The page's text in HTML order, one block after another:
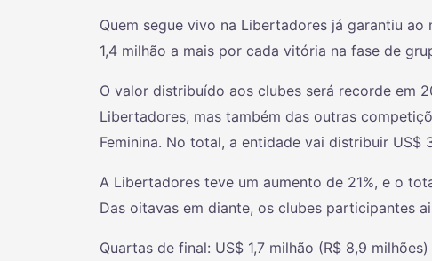
Quem segue vivo na Libertadores já garantiu ao
1,4 milhão a mais por cada vitória na fase de
O valor distribuído aos clubes será recorde em
Libertadores, mas também das outras
Feminina. No total, a entidade vai distribuir US$
A Libertadores teve um aumento de 21%, e o
Das oitavas em diante, os clubes participantes
Quartas de final: US$ 1,7 milhão (R$ 8,9 milhões)